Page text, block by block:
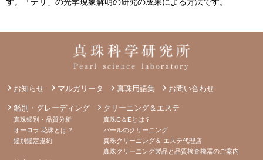
お知らせ マルガリータ 真珠用語集 お問い合わせ
鑑別・グレーディング
真珠鑑別・品質分析
オーロラ 花珠とは？
鑑別鑑定規約
クリーニング＆エステ
真珠C＆Eとは？
パールのクリーニング
真珠クリーニング＆ エステ代理店
真珠クリーニング製品と品質検査機器のご案内